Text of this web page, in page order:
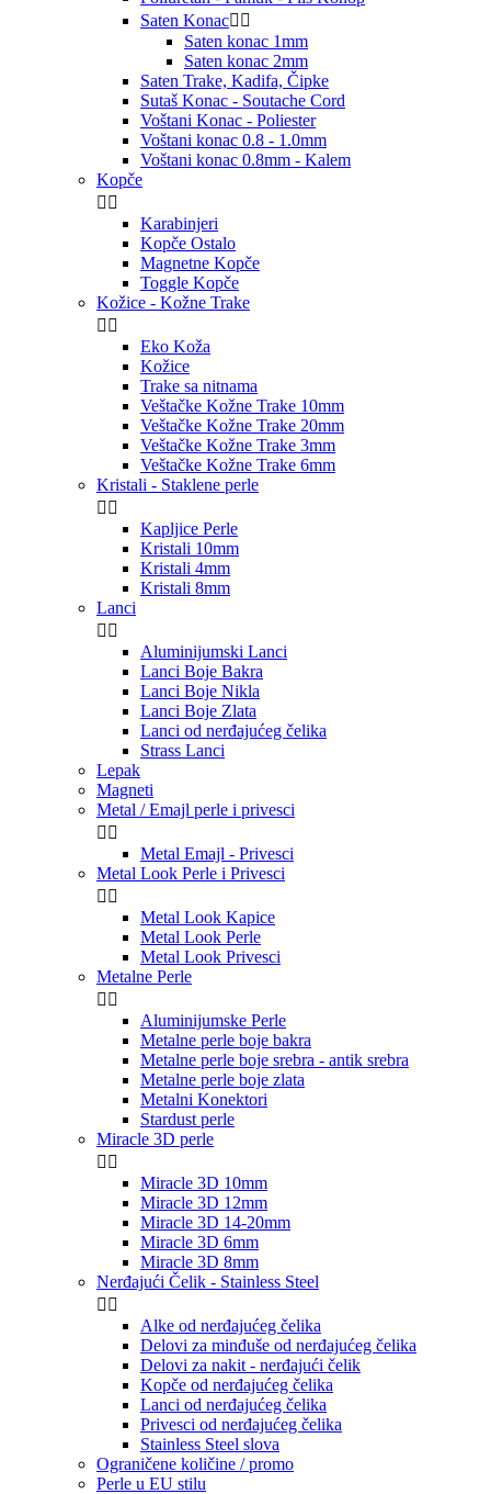
Saten Konac 
Saten konac 1mm
Saten konac 2mm
Saten Trake, Kadifa, Čipke
Sutaš Konac - Soutache Cord
Voštani Konac - Poliester
Voštani konac 0.8 - 1.0mm
Voštani konac 0.8mm - Kalem
Kopče
 
Karabinjeri
Kopče Ostalo
Magnetne Kopče
Toggle Kopče
Kožice - Kožne Trake
 
Eko Koža
Kožice
Trake sa nitnama
Veštačke Kožne Trake 10mm
Veštačke Kožne Trake 20mm
Veštačke Kožne Trake 3mm
Veštačke Kožne Trake 6mm
Kristali - Staklene perle
 
Kapljice Perle
Kristali 10mm
Kristali 4mm
Kristali 8mm
Lanci
 
Aluminijumski Lanci
Lanci Boje Bakra
Lanci Boje Nikla
Lanci Boje Zlata
Lanci od nerđajućeg čelika
Strass Lanci
Lepak
Magneti
Metal / Emajl perle i privesci
 
Metal Emajl - Privesci
Metal Look Perle i Privesci
 
Metal Look Kapice
Metal Look Perle
Metal Look Privesci
Metalne Perle
 
Aluminijumske Perle
Metalne perle boje bakra
Metalne perle boje srebra - antik srebra
Metalne perle boje zlata
Metalni Konektori
Stardust perle
Miracle 3D perle
 
Miracle 3D 10mm
Miracle 3D 12mm
Miracle 3D 14-20mm
Miracle 3D 6mm
Miracle 3D 8mm
Nerđajući Čelik - Stainless Steel
 
Alke od nerđajućeg čelika
Delovi za minđuše od nerđajućeg čelika
Delovi za nakit - nerđajući čelik
Kopče od nerđajućeg čelika
Lanci od nerđajućeg čelika
Privesci od nerđajućeg čelika
Stainless Steel slova
Ograničene količine / promo
Perle u EU stilu